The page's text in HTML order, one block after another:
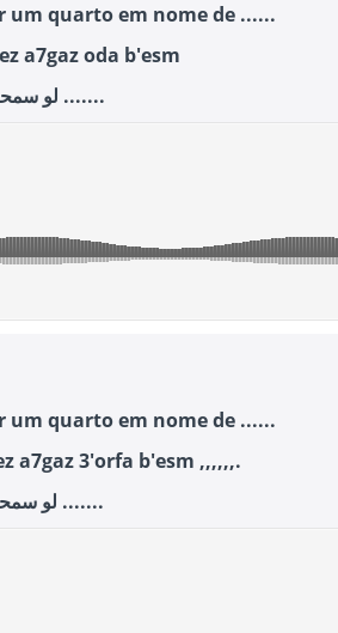
um quarto em nome de ......
a7gaz oda b'esm
لو سمحت انا عايز احجز اوضة باسم .......
um quarto em nome de ......
a7gaz 3'orfa b'esm ,,,,,,.
لو سمحت انا عايز احجز غرفة باسم .......